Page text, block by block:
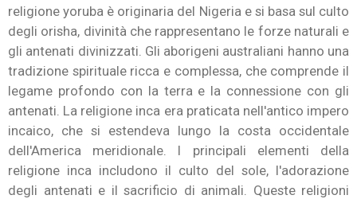
religione yoruba è originaria del Nigeria e si basa sul culto
degli orisha, divinità che rappresentano le forze naturali e
gli antenati divinizzati. Gli aborigeni australiani hanno una
tradizione spirituale ricca e complessa, che comprende il
legame profondo con la terra e la connessione con gli
antenati. La religione inca era praticata nell'antico impero
incaico, che si estendeva lungo la costa occidentale
dell'America meridionale. I principali elementi della
religione inca includono il culto del sole, l'adorazione
degli antenati e il sacrificio di animali. Queste religioni